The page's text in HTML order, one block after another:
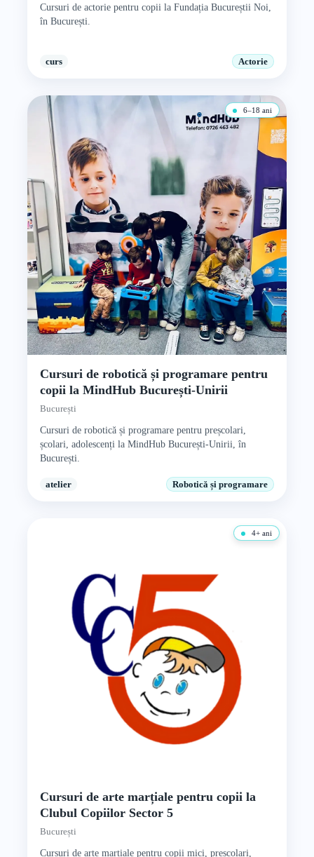
Cursuri de actorie pentru copii la Fundația Bucureștii Noi,
în București.
curs Actorie
6–18 ani
Cursuri de robotică și programare pentru
copii la MindHub București-Unirii
București
Cursuri de robotică și programare pentru preșcolari,
școlari, adolescenți la MindHub București-Unirii, în
București.
atelier Robotică și programare
4+ ani
Cursuri de arte marțiale pentru copii la
Clubul Copiilor Sector 5
București
Cursuri de arte marțiale pentru copii mici, preșcolari,